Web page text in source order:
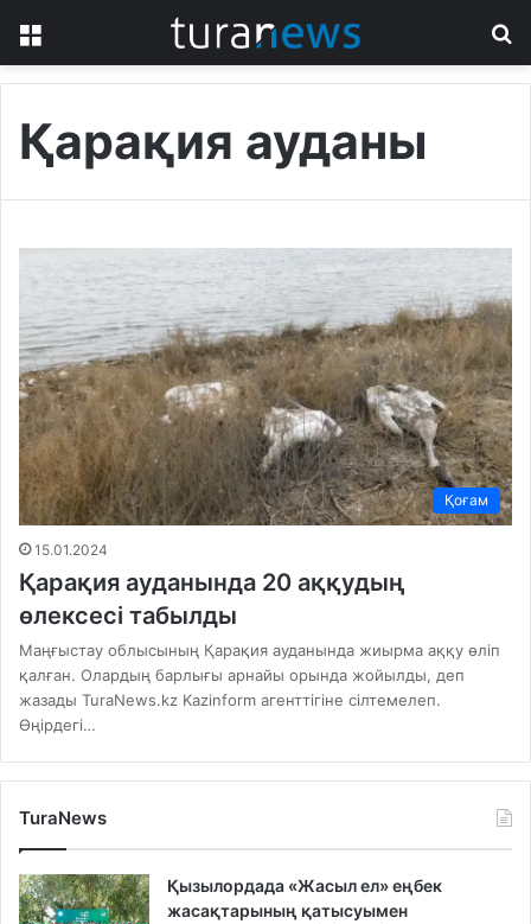
Қарақия ауданы
Қоғам
15.01.2024
Қарақия ауданында 20 аққудың
өлексесі табылды
Маңғыстау облысының Қарақия ауданында жиырма аққу өліп
қалған. Олардың барлығы арнайы орында жойылды, деп
жазады TuraNews.kz Kazinform агенттігіне сілтемелеп.
Өңірдегі…
TuraNews
Қызылордада «Жасыл ел» еңбек
жасақтарының қатысуымен